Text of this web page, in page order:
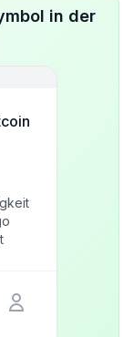
in der